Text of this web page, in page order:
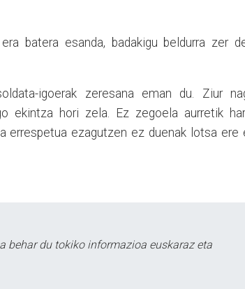
batera esanda, badakigu beldurra zer
igoerak zeresana eman du. Ziur
ekintza hori zela. Ez zegoela aurretik
errespetua ezagutzen ez duenak lotsa ere
behar du tokiko informazioa euskaraz eta